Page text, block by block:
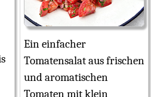
Ein einfacher
Tomatensalat aus frischen
und aromatischen
Tomaten mit klein